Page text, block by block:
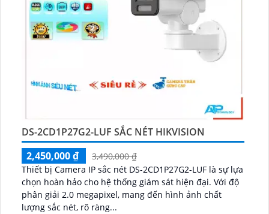
DS-2CD1P27G2-LUF SẮC NÉT HIKVISION
2,450,000 ₫
3,490,000 ₫
Thiết bị Camera IP sắc nét DS-2CD1P27G2-LUF là sự lựa
chọn hoàn hảo cho hệ thống giám sát hiện đại. Với độ
phân giải 2.0 megapixel, mang đến hình ảnh chất
lượng sắc nét, rõ ràng...